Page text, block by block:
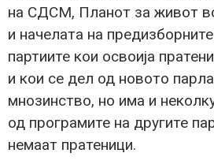
на СДСМ, Планот за живот
и начелата на
партиите кои освоија
и кои се дел од новото
мнозинство, но има и
од програмите на другите
немаат пратеници.